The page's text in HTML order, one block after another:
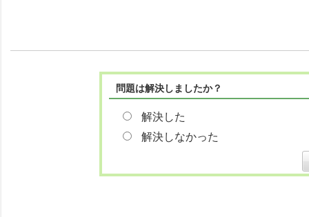
問題は解決しましたか？
解決した
解決しなかった